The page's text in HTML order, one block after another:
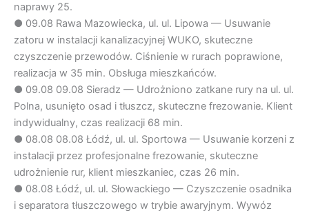
naprawy 25.
● 09.08 Rawa Mazowiecka, ul. ul. Lipowa — Usuwanie
zatoru w instalacji kanalizacyjnej WUKO, skuteczne
czyszczenie przewodów. Ciśnienie w rurach poprawione,
realizacja w 35 min. Obsługa mieszkańców.
● 09.08 09.08 Sieradz — Udrożniono zatkane rury na ul. ul.
Polna, usunięto osad i tłuszcz, skuteczne frezowanie. Klient
indywidualny, czas realizacji 68 min.
● 08.08 08.08 Łódź, ul. ul. Sportowa — Usuwanie korzeni z
instalacji przez profesjonalne frezowanie, skuteczne
udrożnienie rur, klient mieszkaniec, czas 26 min.
● 08.08 Łódź, ul. ul. Słowackiego — Czyszczenie osadnika
i separatora tłuszczowego w trybie awaryjnym. Wywóz